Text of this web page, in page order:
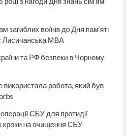
загиблих воїнів до Дня пам’яті
Лисичанська МВА
та РФ безпеки в Чорному
використала робота, який був
СБУ для протидії
кроки на очищення СБУ